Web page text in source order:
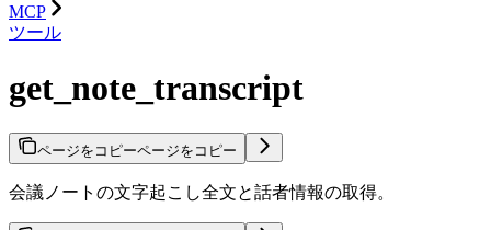
MCP
ツール
get_note_transcript
ページをコピーページをコピー
会議ノートの文字起こし全文と話者情報の取得。